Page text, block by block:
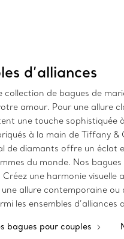
d’alliances
collection de bagues de
amour. Pour une allure
une touche sophistiquée
à la main de Tiffany &
de diamants offre un éclat
du monde. Nos
une harmonie
allure contemporaine ou
les ensembles
bagues pour couples